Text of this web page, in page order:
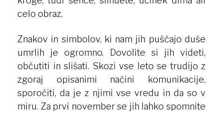
celo obraz.
Znakov in simbolov, ki nam jih puščajo duše
umrlih je ogromno. Dovolite si jih videti,
občutiti in slišati. Skozi vse leto se trudijo z
zgoraj opisanimi načini komunikacije,
sporočiti, da je z njimi vse vredu in da so v
miru. Za prvi november se jih lahko spomnite